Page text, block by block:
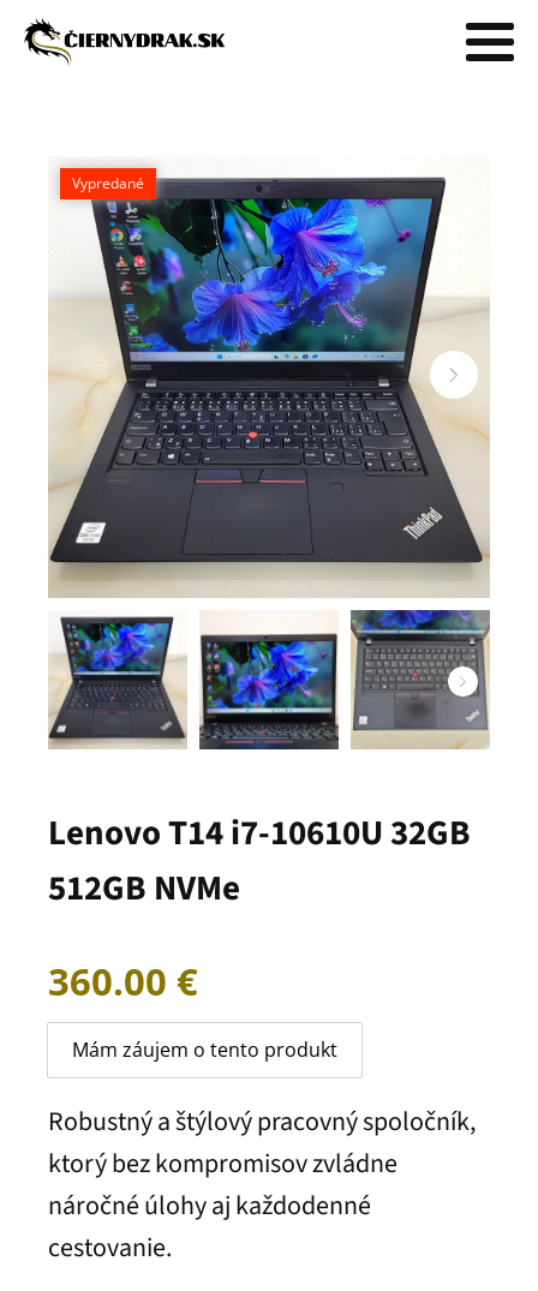
Vypredané
Lenovo T14 i7-10610U 32GB
512GB NVMe
360.00 €
Mám záujem o tento produkt
Robustný a štýlový pracovný spoločník,
ktorý bez kompromisov zvládne
náročné úlohy aj každodenné
cestovanie.